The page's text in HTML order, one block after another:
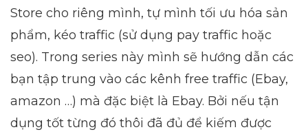
Store cho riêng mình, tự mình tối ưu hóa sản
phẩm, kéo traffic (sử dụng pay traffic hoặc
seo). Trong series này mình sẽ hướng dẫn các
bạn tập trung vào các kênh free traffic (Ebay,
amazon …) mà đặc biệt là Ebay. Bởi nếu tận
dụng tốt từng đó thôi đã đủ để kiếm được